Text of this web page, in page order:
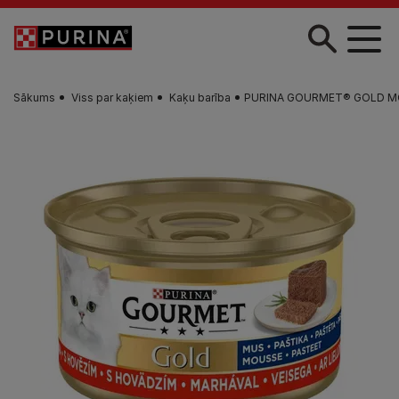
Skip to main content
Sākums Viss par kaķiem Kaķu barība PURINA GOURMET® GOLD